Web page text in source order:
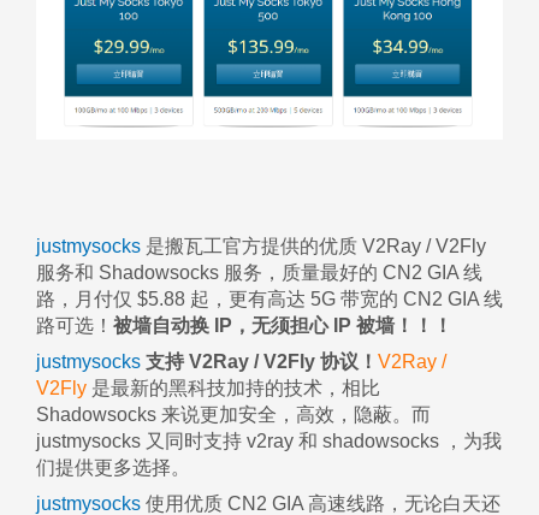
justmysocks 是搬瓦工官方提供的优质 V2Ray / V2Fly
服务和 Shadowsocks 服务，质量最好的 CN2 GIA 线
路，月付仅 $5.88 起，更有高达 5G 带宽的 CN2 GIA 线
路可选！ 被墙自动换 IP，无须担心 IP 被墙！！！
justmysocks 支持 V2Ray / V2Fly 协议！ V2Ray /
V2Fly 是最新的黑科技加持的技术，相比
Shadowsocks 来说更加安全，高效，隐蔽。而
justmysocks 又同时支持 v2ray 和 shadowsocks ，为我
们提供更多选择。
justmysocks 使用优质 CN2 GIA 高速线路，无论白天还